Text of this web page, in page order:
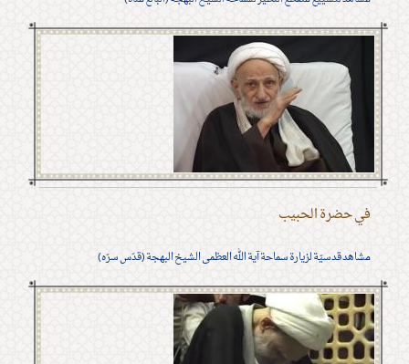
في حضرة الحبيب
مشاهد قدسيّة لزيارة سماحة آية الله العظمى الشيخ البهجة (قدّس سرّه)